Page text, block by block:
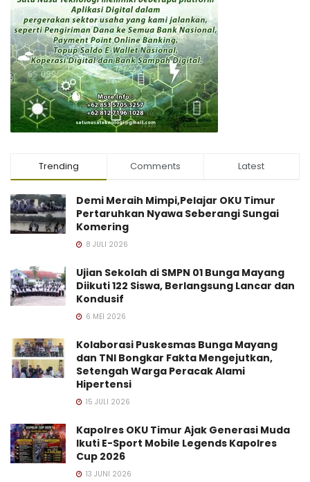
Trending Comments Latest
Demi Meraih Mimpi,Pelajar OKU Timur
Pertaruhkan Nyawa Seberangi Sungai
Komering
8 JULI 2026
Ujian Sekolah di SMPN 01 Bunga Mayang
Diikuti 122 Siswa, Berlangsung Lancar dan
Kondusif
6 MEI 2026
Kolaborasi Puskesmas Bunga Mayang
dan TNI Bongkar Fakta Mengejutkan,
Setengah Warga Peracak Alami
Hipertensi
15 JULI 2026
Kapolres OKU Timur Ajak Generasi Muda
Ikuti E-Sport Mobile Legends Kapolres
Cup 2026
13 JUNI 2026